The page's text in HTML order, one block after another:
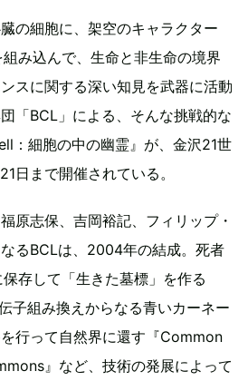
の細胞に、架空のキャラクター
組み込んで、生命と非生命の境界
スに関する深い知見を武器に活動
「BCL」による、そんな挑戦的な
：細胞の中の幽霊』が、金沢21世
日まで開催されている。
原志保、吉岡裕記、フィリップ・
るBCLは、2004年の結成。死者
存して「生きた墓標」を作る
子組み換えからなる青いカーネー
行って自然界に還す『Common
』など、技術の発展によって